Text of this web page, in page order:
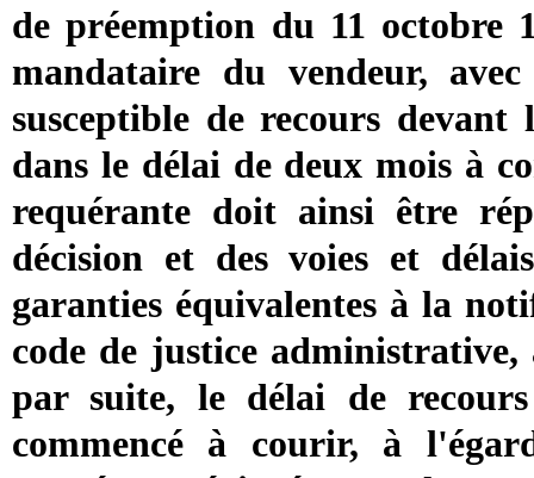
de préemption du 11 octobre
mandataire du vendeur,
susceptible de recours
dans le délai de deux mois à
requérante doit ainsi être
décision et des voies et
garanties équivalentes à la
code de justice
par suite, le délai de
commencé à courir, à